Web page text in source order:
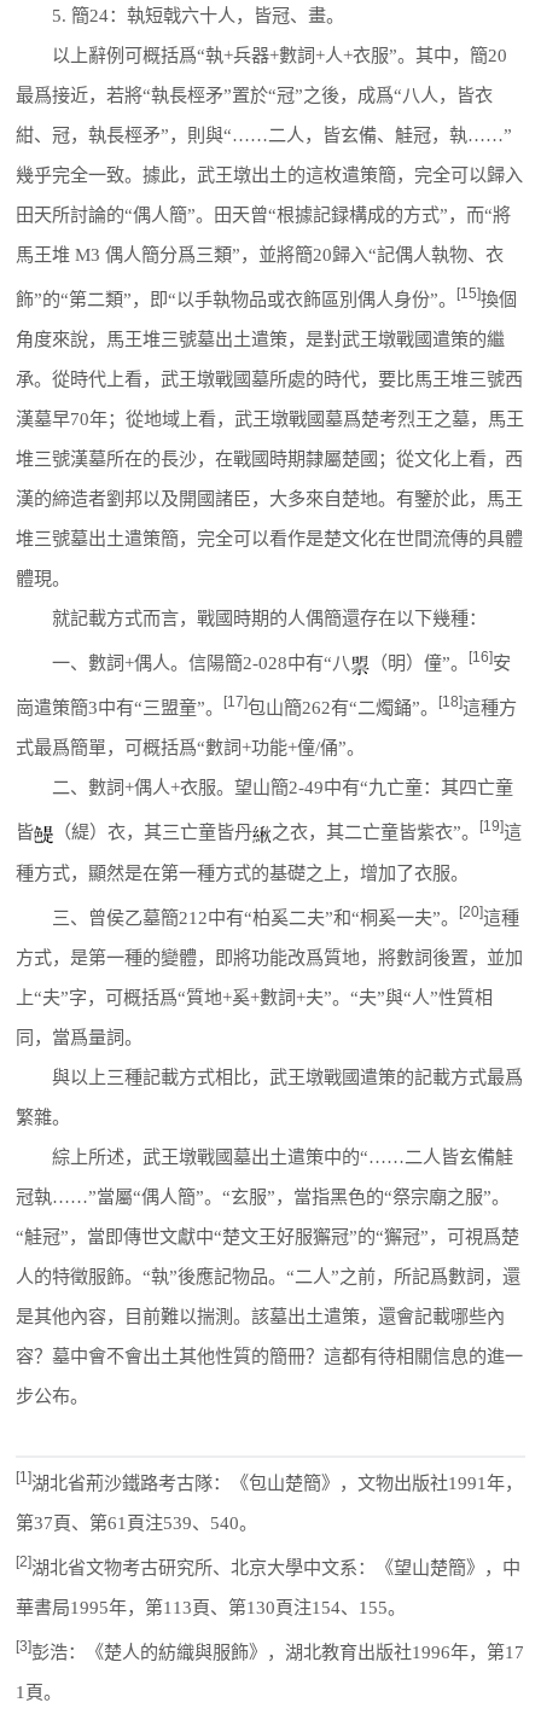
5. 簡24：執短戟六十人，皆冠、畫。
以上辭例可概括爲“執+兵器+數詞+人+衣服”。其中，簡20
最爲接近，若將“執長桱矛”置於“冠”之後，成爲“八人，皆衣
紺、冠，執長桱矛”，則與“……二人，皆玄備、觟冠，執……”
幾乎完全一致。據此，武王墩出土的這枚遣策簡，完全可以歸入
田天所討論的“偶人簡”。田天曾“根據記録構成的方式”，而“將
馬王堆 M3 偶人簡分爲三類”，並將簡20歸入“記偶人執物、衣
飾”的“第二類”，即“以手執物品或衣飾區別偶人身份”。 [15]換個
角度來說，馬王堆三號墓出土遣策，是對武王墩戰國遣策的繼
承。從時代上看，武王墩戰國墓所處的時代，要比馬王堆三號西
漢墓早70年；從地域上看，武王墩戰國墓爲楚考烈王之墓，馬王
堆三號漢墓所在的長沙，在戰國時期隸屬楚國；從文化上看，西
漢的締造者劉邦以及開國諸臣，大多來自楚地。有鑒於此，馬王
堆三號墓出土遣策簡，完全可以看作是楚文化在世間流傳的具體
體現。
就記載方式而言，戰國時期的人偶簡還存在以下幾種：
一、數詞+偶人。信陽簡2-028中有“八 （明）僮”。 [16]安
崗遣策簡3中有“三盟童”。 [17]包山簡262有“二燭銿”。 [18]這種方
式最爲簡單，可概括爲“數詞+功能+僮/俑”。
二、數詞+偶人+衣服。望山簡2-49中有“九亡童：其四亡童
皆 （緹）衣，其三亡童皆丹 之衣，其二亡童皆紫衣”。 [19]這
種方式，顯然是在第一種方式的基礎之上，增加了衣服。
三、曾侯乙墓簡212中有“柏奚二夫”和“桐奚一夫”。 [20]這種
方式，是第一種的變體，即將功能改爲質地，將數詞後置，並加
上“夫”字，可概括爲“質地+奚+數詞+夫”。“夫”與“人”性質相
同，當爲量詞。
與以上三種記載方式相比，武王墩戰國遣策的記載方式最爲
繁雜。
綜上所述，武王墩戰國墓出土遣策中的“……二人皆玄備觟
冠執……”當屬“偶人簡”。“玄服”，當指黑色的“祭宗廟之服”。
“觟冠”，當即傳世文獻中“楚文王好服獬冠”的“獬冠”，可視爲楚
人的特徵服飾。“執”後應記物品。“二人”之前，所記爲數詞，還
是其他內容，目前難以揣測。該墓出土遣策，還會記載哪些內
容？墓中會不會出土其他性質的簡冊？這都有待相關信息的進一
步公布。
[1]湖北省荊沙鐵路考古隊：《包山楚簡》，文物出版社1991年，
第37頁、第61頁注539、540。
[2]湖北省文物考古研究所、北京大學中文系：《望山楚簡》，中
華書局1995年，第113頁、第130頁注154、155。
[3]彭浩：《楚人的紡織與服飾》，湖北教育出版社1996年，第17
1頁。